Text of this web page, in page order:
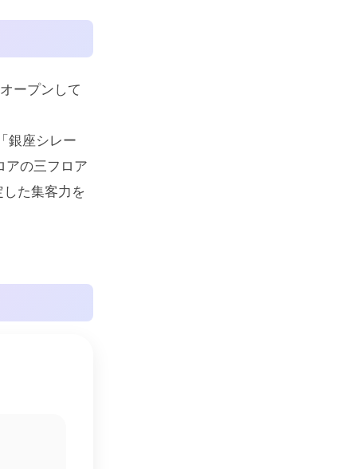
ープンして
銀座シレー
アの三フロア
た集客力を